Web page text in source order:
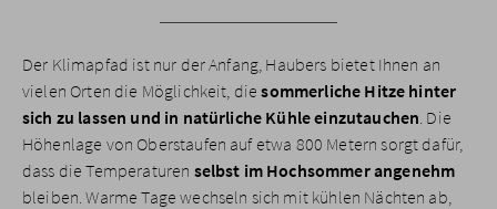
Der Klimapfad ist nur der Anfang, Haubers bietet Ihnen an
vielen Orten die Möglichkeit, diesommerliche Hitze hinter
sich zu lassen und in natürliche Kühle einzutauchen. Die
Höhenlage von Oberstaufen auf etwa 800 Metern sorgt dafür,
dass die Temperaturen selbst im Hochsommer angenehm
bleiben. Warme Tage wechseln sich mit kühlen Nächten ab,